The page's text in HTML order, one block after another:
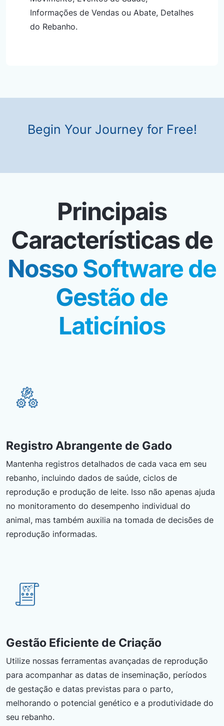
Informações de Vendas ou Abate, Detalhes
do Rebanho.
Begin Your Journey for Free!
Principais
Características de
Nosso Software de
Gestão de
Laticínios
Registro Abrangente de Gado
Mantenha registros detalhados de cada vaca em seu
rebanho, incluindo dados de saúde, ciclos de
reprodução e produção de leite. Isso não apenas ajuda
no monitoramento do desempenho individual do
animal, mas também auxilia na tomada de decisões de
reprodução informadas.
Gestão Eficiente de Criação
Utilize nossas ferramentas avançadas de reprodução
para acompanhar as datas de inseminação, períodos
de gestação e datas previstas para o parto,
melhorando o potencial genético e a produtividade do
seu rebanho.